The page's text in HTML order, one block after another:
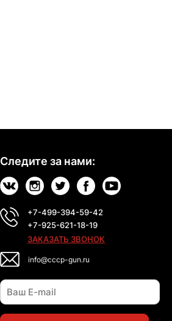
Следите за нами:
+7-499-394-59-42
+7-925-621-18-19
ЗАКАЗАТЬ ЗВОНОК
info@cccp-gun.ru